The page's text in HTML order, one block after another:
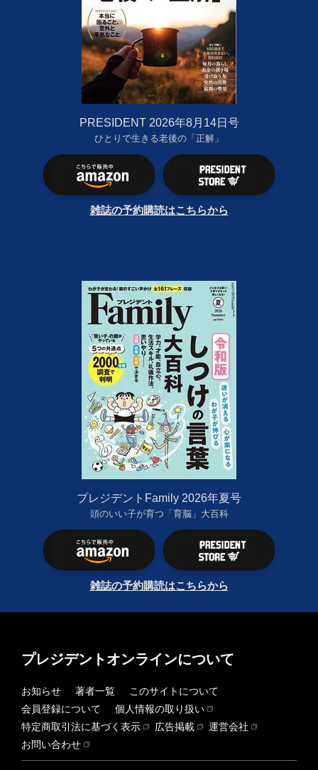
PRESIDENT 2026年8月14日号
ひとりで生きる老後の「正解」
雑誌の予約購読はこちらから
プレジデントFamily 2026年夏号
頭のいい子が育つ「育脳」大百科
雑誌の予約購読はこちらから
プレジデントオンラインについて
お知らせ 著者一覧
このサイトについて
会員登録について
個人情報の取り扱い
特定商取引法に基づく表示
広告掲載
運営会社
お問い合わせ